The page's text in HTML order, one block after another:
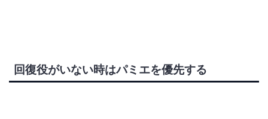
回復役がいない時はパミエを優先する